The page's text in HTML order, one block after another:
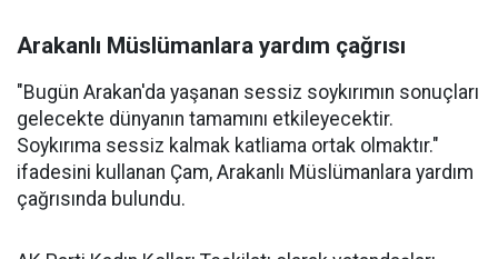
Arakanlı Müslümanlara yardım çağrısı
"Bugün Arakan'da yaşanan sessiz soykırımın sonuçları
gelecekte dünyanın tamamını etkileyecektir.
Soykırıma sessiz kalmak katliama ortak olmaktır."
ifadesini kullanan Çam, Arakanlı Müslümanlara yardım
çağrısında bulundu.